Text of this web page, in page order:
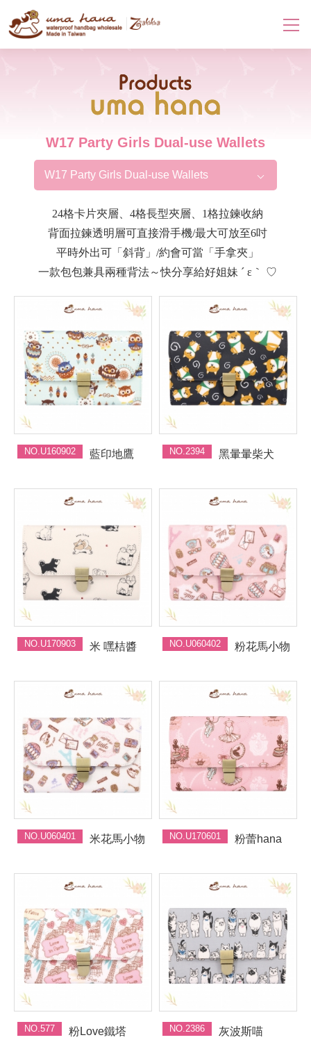
Products
W17 Party Girls Dual-use Wallets
W17 Party Girls Dual-use Wallets
24格卡片夾層、4格長型夾層、1格拉鍊收納
背面拉鍊透明層可直接滑手機/最大可放至6吋
平時外出可「斜背」/約會可當「手拿夾」
一款包包兼具兩種背法～快分享給好姐妹 ´ ε｀ ♡
NO.U160902 藍印地鷹 NO.2394 黑暈暈柴犬
NO.U170903 米 嘿桔醬 NO.U060402 粉花馬小物
NO.U060401 米花馬小物 NO.U170601 粉蕾hana
NO.577 粉Love鐵塔 NO.2386 灰波斯喵